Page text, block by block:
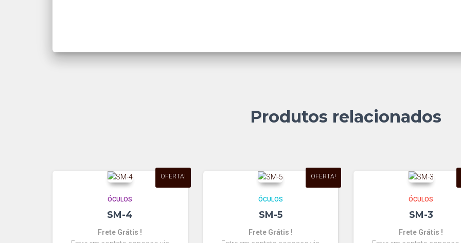
Produtos relacionados
OFERTA!
ÓCULOS
SM-4
Frete Grátis !
OFERTA!
ÓCULOS
SM-5
Frete Grátis !
ÓCULOS
SM-3
Frete Grátis !